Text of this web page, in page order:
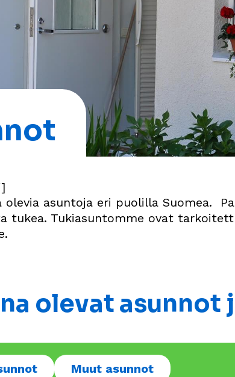
asuntoja eri puolilla Suomea.
tukea. Tukiasuntomme ovat
olevat asunnot
Muut asunnot